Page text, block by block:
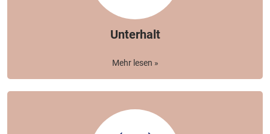
Unterhalt
Mehr lesen »